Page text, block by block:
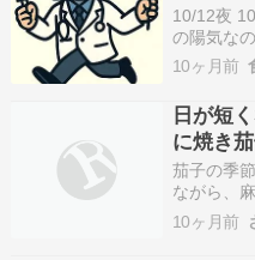
10/12夜
の陽気な
そんな季
て一心鮨
この店は
くぐる瞬
10ヶ月前
日が短
に焼き
茄子の季
ながら、
だきまし
10ヶ月前